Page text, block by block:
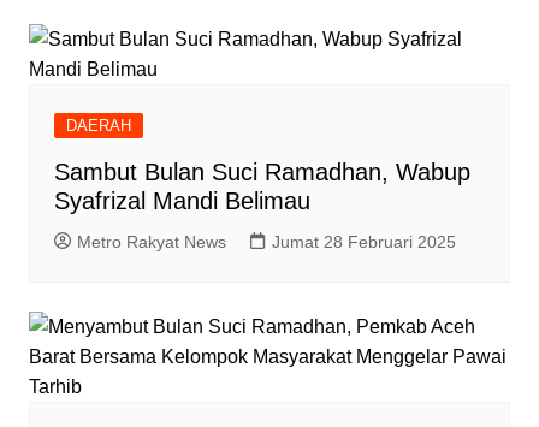
DAERAH
Sambut Bulan Suci Ramadhan, Wabup
Syafrizal Mandi Belimau
Metro Rakyat News Jumat 28 Februari 2025